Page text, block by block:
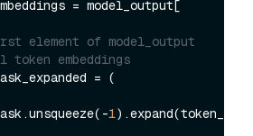
element of model_output
embeddings
1